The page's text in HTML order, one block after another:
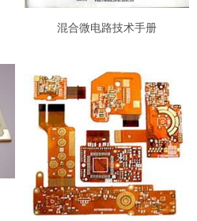
混合微电路技术手册